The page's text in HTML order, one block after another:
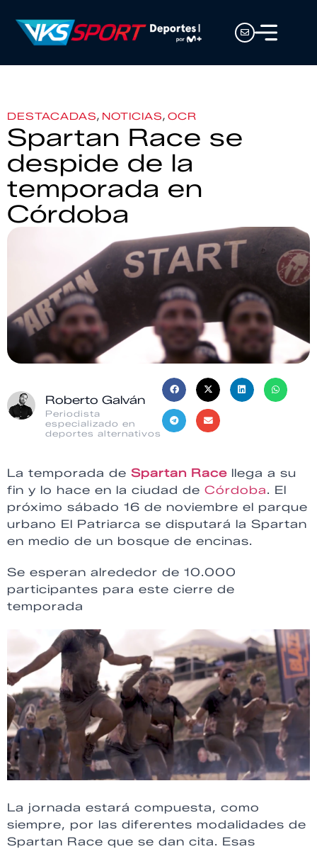
DESTACADAS, NOTICIAS, OCR
Spartan Race se
despide de la
temporada en
Córdoba
Roberto Galván
Periodista
especializado en
deportes alternativos
La temporada de Spartan Race llega a su
fin y lo hace en la ciudad de Córdoba. El
próximo sábado 16 de noviembre el parque
urbano El Patriarca se disputará la Spartan
en medio de un bosque de encinas.
Se esperan alrededor de 10.000
participantes para este cierre de
temporada
La jornada estará compuesta, como
siempre, por las diferentes modalidades de
Spartan Race que se dan cita. Esas